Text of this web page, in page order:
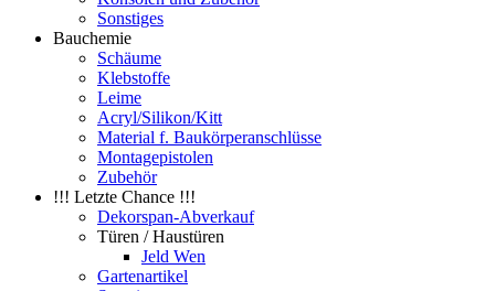
Sonstiges
Bauchemie
Schäume
Klebstoffe
Leime
Acryl/Silikon/Kitt
Material f. Baukörperanschlüsse
Montagepistolen
Zubehör
!!! Letzte Chance !!!
Dekorspan-Abverkauf
Türen / Haustüren
Jeld Wen
Gartenartikel